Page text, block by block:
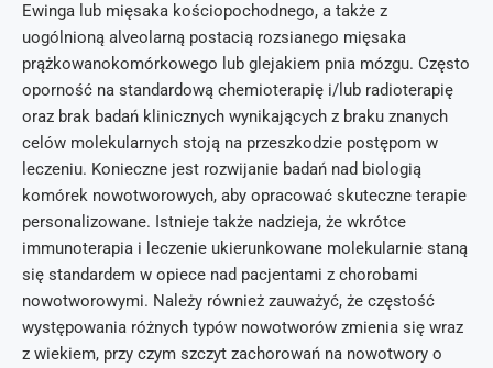
Ewinga lub mięsaka kościopochodnego, a także z
uogólnioną alveolarną postacią rozsianego mięsaka
prążkowanokomórkowego lub glejakiem pnia mózgu. Często
oporność na standardową chemioterapię i/lub radioterapię
oraz brak badań klinicznych wynikających z braku znanych
celów molekularnych stoją na przeszkodzie postępom w
leczeniu. Konieczne jest rozwijanie badań nad biologią
komórek nowotworowych, aby opracować skuteczne terapie
personalizowane. Istnieje także nadzieja, że wkrótce
immunoterapia i leczenie ukierunkowane molekularnie staną
się standardem w opiece nad pacjentami z chorobami
nowotworowymi. Należy również zauważyć, że częstość
występowania różnych typów nowotworów zmienia się wraz
z wiekiem, przy czym szczyt zachorowań na nowotwory o